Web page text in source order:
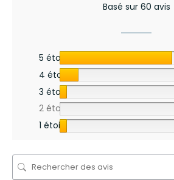
Basé sur 60 avis
5 étoiles
4 étoiles
3 étoiles
2 étoiles
1 étoile